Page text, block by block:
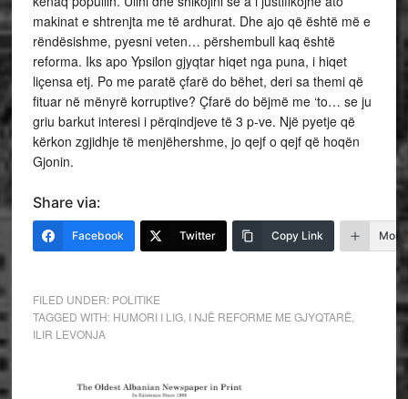
makinat e shtrenjta me të ardhurat. Dhe ajo që është më e
rëndësishme, pyesni veten… përshembull kaq është
reforma. Iks apo Ypsilon gjyqtar hiqet nga puna, i hiqet
liçensa etj. Po me paratë çfarë do bëhet, deri sa themi që
fituar në mënyrë korruptive? Çfarë do bëjmë me ‘to… se ju
griu barkut interesi i përqindjeve të 3 p-ve. Një pyetje që
kërkon zgjidhje të menjëhershme, jo qejf o qejf që hoqën
Gjonin.
Share via:
Facebook Twitter Copy Link More
FILED UNDER: POLITIKE
TAGGED WITH: HUMORI I LIG, I NJË REFORME ME GJYQTARË
ILIR LEVONJA